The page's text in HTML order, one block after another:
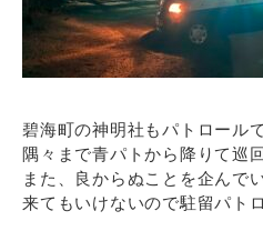
碧海町の神明社もパトロールで
隅々まで青パトから降りて巡
また、良からぬことを企んで
来てもいけないので駐留パト